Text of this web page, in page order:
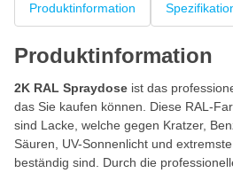
Produktinformation
Produktinformation
2K RAL Spraydose ist das
das Sie kaufen können. Diese RAL-
sind Lacke, welche gegen Kratzer,
Säuren, UV-Sonnenlicht und
beständig sind. Durch die